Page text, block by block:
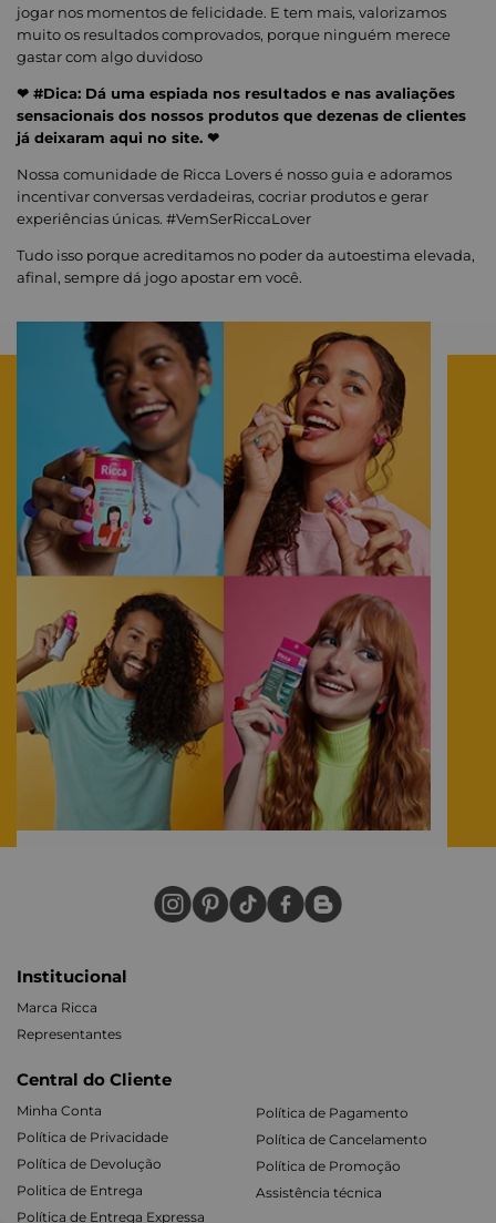
jogar nos momentos de felicidade. E tem mais, valorizamos
muito os resultados comprovados, porque ninguém merece
gastar com algo duvidoso
❤ #Dica: Dá uma espiada nos resultados e nas avaliações
sensacionais dos nossos produtos que dezenas de clientes
já deixaram aqui no site. ❤
Nossa comunidade de Ricca Lovers é nosso guia e adoramos
incentivar conversas verdadeiras, cocriar produtos e gerar
experiências únicas. #VemSerRiccaLover
Tudo isso porque acreditamos no poder da autoestima elevada,
afinal, sempre dá jogo apostar em você.
Institucional
Marca Ricca
Representantes
Central do Cliente
Minha Conta
Política de Privacidade
Política de Devolução
Politica de Entrega
Política de Entrega Expressa
Política de Pagamento
Política de Cancelamento
Política de Promoção
Assistência técnica